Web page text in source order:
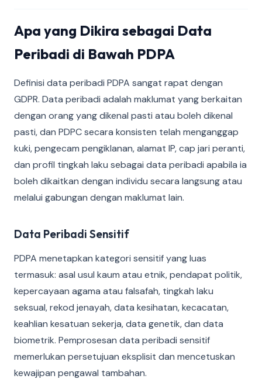
Apa yang Dikira sebagai Data
Peribadi di Bawah PDPA
Definisi data peribadi PDPA sangat rapat dengan
GDPR. Data peribadi adalah maklumat yang berkaitan
dengan orang yang dikenal pasti atau boleh dikenal
pasti, dan PDPC secara konsisten telah menganggap
kuki, pengecam pengiklanan, alamat IP, cap jari peranti,
dan profil tingkah laku sebagai data peribadi apabila ia
boleh dikaitkan dengan individu secara langsung atau
melalui gabungan dengan maklumat lain.
Data Peribadi Sensitif
PDPA menetapkan kategori sensitif yang luas
termasuk: asal usul kaum atau etnik, pendapat politik,
kepercayaan agama atau falsafah, tingkah laku
seksual, rekod jenayah, data kesihatan, kecacatan,
keahlian kesatuan sekerja, data genetik, dan data
biometrik. Pemprosesan data peribadi sensitif
memerlukan persetujuan eksplisit dan mencetuskan
kewajipan pengawal tambahan.